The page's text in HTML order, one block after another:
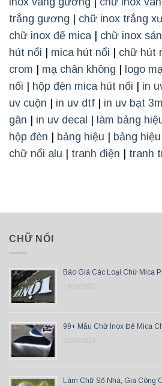
trắng gương | chữ inox trắng
chữ inox đế mica | chữ inox
hút nổi | mica hút nổi | chữ hút
crom | mạ chân không | logo
nổi | hộp đèn mica hút nổi | in
uv cuộn | in uv dtf | in uv bạt 3m
gân | in uv decal | làm bảng
hộp đèn | bảng hiệu | bảng
chữ nổi alu | tranh điện | tranh
CHỮ NỔI
Báo Giá Các Loại Chữ Mica
14/11/2023
99+ Mẫu Chữ Inox Đế Mica
23/07/2024
Làm Chữ Số Nhà, Gia Công